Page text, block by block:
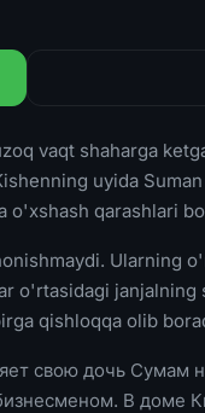
vaqt shaharga
uyida
o'xshash qarashlari
Ularning
janjalning
qishloqqa olib
свою дочь Сумам
В доме